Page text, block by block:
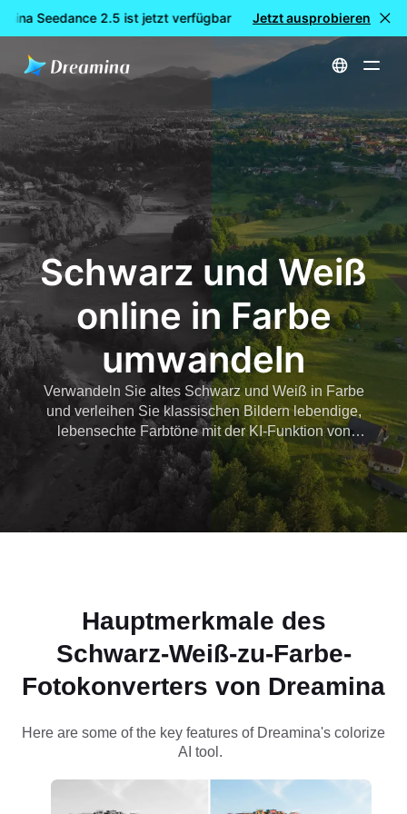
Seedance 2.5 ist jetzt verfügbar 🎉 Neues Modell LIVE:
Jetzt ausprobieren
Startseite Werkzeuge Schwarz und Weiß online in Farbe umwandeln
Schwarz und Weiß
online in Farbe
umwandeln
Verwandeln Sie altes Schwarz und Weiß in Farbe
und verleihen Sie klassischen Bildern lebendige,
lebensechte Farbtöne mit der KI-Funktion von
Dreamina. Regenerieren Sie wertvolle
Erinnerungen mit einem frischen, farbenfrohen
Hauptmerkmale des
Schwarz-Weiß-zu-Farbe-
Fotokonverters von Dreamina
Here are some of the key features of Dreamina's colorize
AI tool.